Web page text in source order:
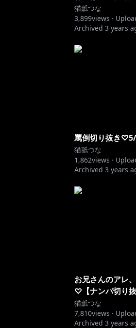
猫舐つな
3,899views ·
Archived 3 years
罵倒切り抜き♡5/
猫舐つな
1,862views ·
Archived 3 years
お兄さんのアレ
♡【ナンパ切り抜
猫舐つな
7,810views ·
Archived 3 years